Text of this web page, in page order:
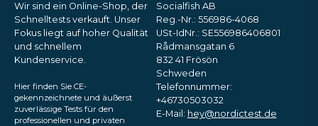
Wir sind ein Online-Shop, der
Schnelltests verkauft. Unser
Fokus liegt auf hoher Qualität
und schnellem
Kundenservice.
Hier finden Sie CE-
gekennzeichnete und äußerst
zuverlässige Tests für den
professionellen und privaten
Socialfish AB
Reg.-Nr.: 556986-4068
USt-IdNr.: SE556986406801
Rådmansgatan 6
832 41 Frösön
Schweden
Telefonnummer:
+46730503032
E-Mail: hey@nordictest.de